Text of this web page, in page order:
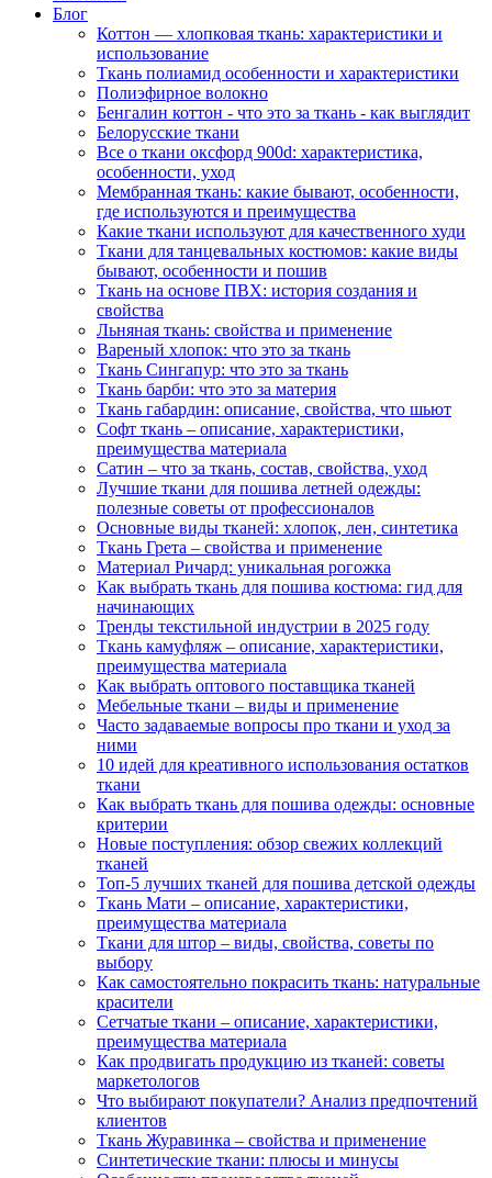
Блог
Коттон — хлопковая ткань: характеристики и
использование
Ткань полиамид особенности и характеристики
Полиэфирное волокно
Бенгалин коттон - что это за ткань - как выглядит
Белорусские ткани
Все о ткани оксфорд 900d: характеристика,
особенности, уход
Мембранная ткань: какие бывают, особенности,
где используются и преимущества
Какие ткани используют для качественного худи
Ткани для танцевальных костюмов: какие виды
бывают, особенности и пошив
Ткань на основе ПВХ: история создания и
свойства
Льняная ткань: свойства и применение
Вареный хлопок: что это за ткань
Ткань Сингапур: что это за ткань
Ткань барби: что это за материя
Ткань габардин: описание, свойства, что шьют
Софт ткань – описание, характеристики,
преимущества материала
Сатин – что за ткань, состав, свойства, уход
Лучшие ткани для пошива летней одежды:
полезные советы от профессионалов
Основные виды тканей: хлопок, лен, синтетика
Ткань Грета – свойства и применение
Материал Ричард: уникальная рогожка
Как выбрать ткань для пошива костюма: гид для
начинающих
Тренды текстильной индустрии в 2025 году
Ткань камуфляж – описание, характеристики,
преимущества материала
Как выбрать оптового поставщика тканей
Мебельные ткани – виды и применение
Часто задаваемые вопросы про ткани и уход за
ними
10 идей для креативного использования остатков
ткани
Как выбрать ткань для пошива одежды: основные
критерии
Новые поступления: обзор свежих коллекций
тканей
Топ-5 лучших тканей для пошива детской одежды
Ткань Мати – описание, характеристики,
преимущества материала
Ткани для штор – виды, свойства, советы по
выбору
Как самостоятельно покрасить ткань: натуральные
красители
Сетчатые ткани – описание, характеристики,
преимущества материала
Как продвигать продукцию из тканей: советы
маркетологов
Что выбирают покупатели? Анализ предпочтений
клиентов
Ткань Журавинка – свойства и применение
Синтетические ткани: плюсы и минусы